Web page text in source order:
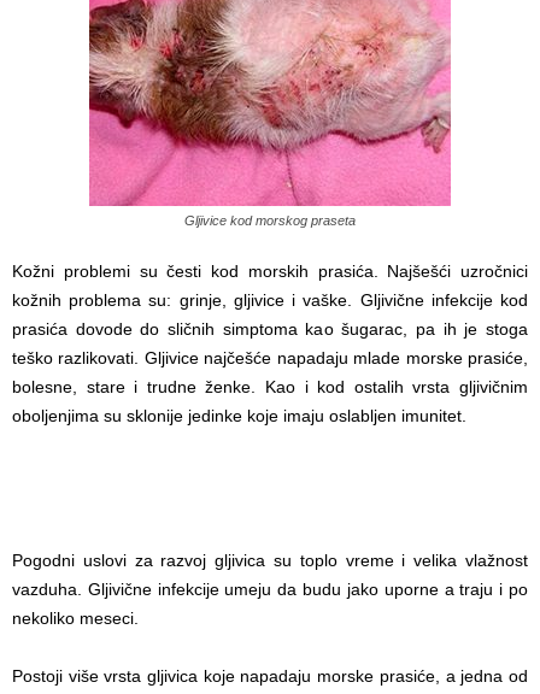
Gljivice kod morskog praseta
Kožni problemi su česti kod morskih prasića. Najšešći uzročnici
kožnih problema su: grinje, gljivice i vaške. Gljivične infekcije kod
prasića dovode do sličnih simptoma kao šugarac, pa ih je stoga
teško razlikovati. Gljivice najčešće napadaju mlade morske prasiće,
bolesne, stare i trudne ženke. Kao i kod ostalih vrsta gljivičnim
oboljenjima su sklonije jedinke koje imaju oslabljen imunitet.
Pogodni uslovi za razvoj gljivica su toplo vreme i velika vlažnost
vazduha. Gljivične infekcije umeju da budu jako uporne a traju i po
nekoliko meseci.
Postoji više vrsta gljivica koje napadaju morske prasiće, a jedna od